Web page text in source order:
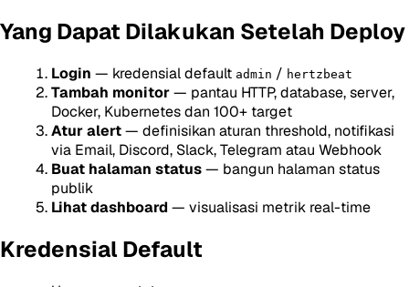
Yang Dapat Dilakukan Setelah Deploy
Login — kredensial default admin / hertzbeat
Tambah monitor— pantau HTTP, database, server,
Docker, Kubernetes dan 100+ target
Atur alert— definisikan aturan threshold, notifikasi
via Email, Discord, Slack, Telegram atau Webhook
Buat halaman status— bangun halaman status
publik
Lihat dashboard— visualisasi metrik real-time
Kredensial Default